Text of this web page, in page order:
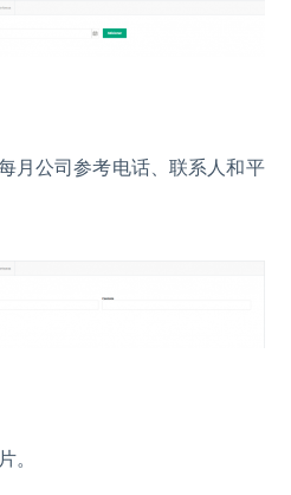
月公司参考电话、联系人和平
。